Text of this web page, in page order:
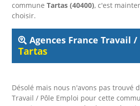
commune Tartas (40400), c'est
choisir.
Agences France Travail
Tartas
Désolé mais nous n'avons pas trouvé
Travail / Pôle Emploi pour cette